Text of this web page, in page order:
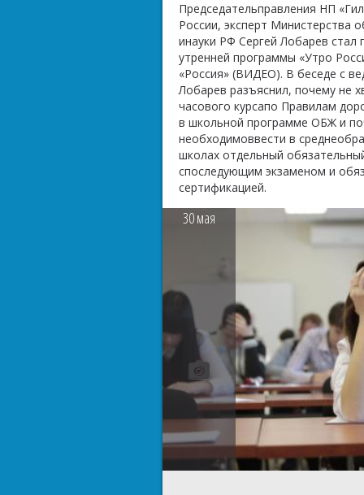
Председательправления НП
России, эксперт Министерства
инауки РФ Сергей Лобарев стал
утренней программы «Утро
«Россия» (ВИДЕО). В беседе с
Лобарев разъяснил, почему не
часового курсапо Правилам
в школьной программе ОБЖ и
необходимоввести в
школах отдельный
споследующим экзаменом и
сертификацией.
30мая